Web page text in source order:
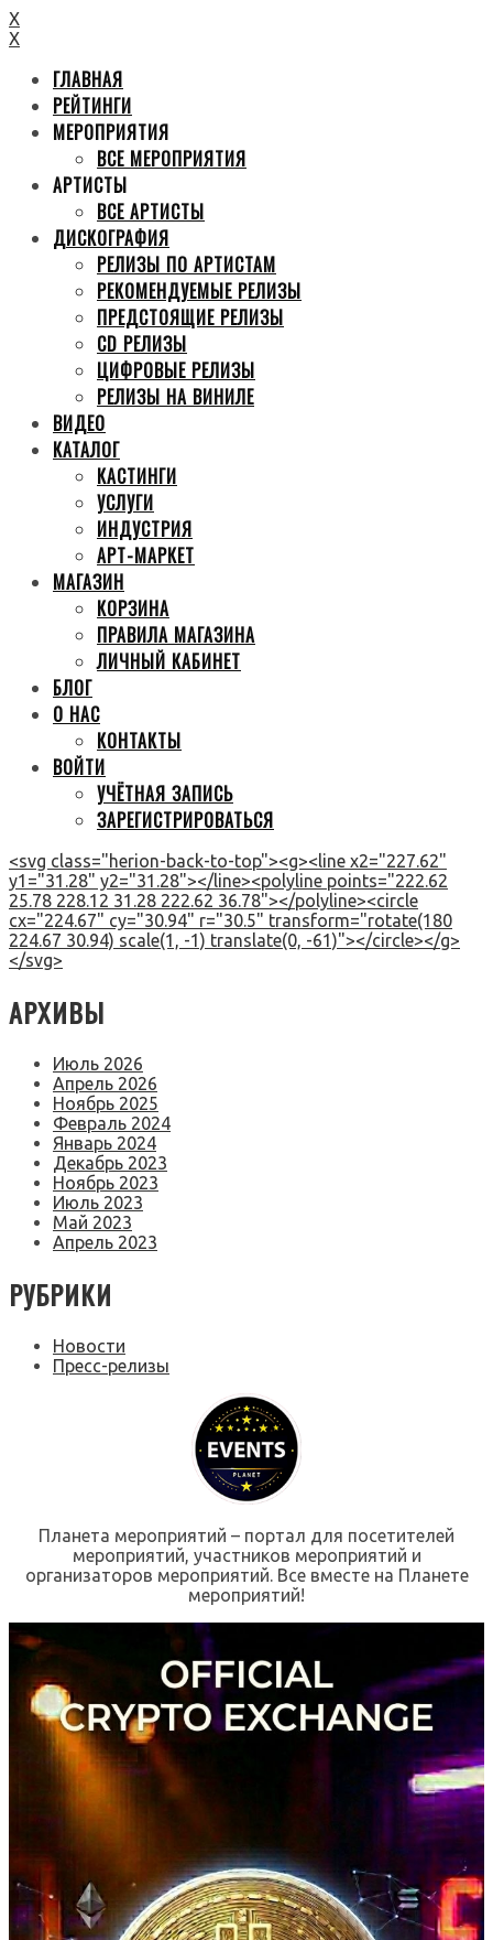
X
X
ГЛАВНАЯ
РЕЙТИНГИ
МЕРОПРИЯТИЯ
ВСЕ МЕРОПРИЯТИЯ
АРТИСТЫ
ВСЕ АРТИСТЫ
ДИСКОГРАФИЯ
РЕЛИЗЫ ПО АРТИСТАМ
РЕКОМЕНДУЕМЫЕ РЕЛИЗЫ
ПРЕДСТОЯЩИЕ РЕЛИЗЫ
CD РЕЛИЗЫ
ЦИФРОВЫЕ РЕЛИЗЫ
РЕЛИЗЫ НА ВИНИЛЕ
ВИДЕО
КАТАЛОГ
КАСТИНГИ
УСЛУГИ
ИНДУСТРИЯ
АРТ-МАРКЕТ
МАГАЗИН
КОРЗИНА
ПРАВИЛА МАГАЗИНА
ЛИЧНЫЙ КАБИНЕТ
БЛОГ
О НАС
КОНТАКТЫ
ВОЙТИ
УЧЁТНАЯ ЗАПИСЬ
ЗАРЕГИСТРИРОВАТЬСЯ
<svg class="herion-back-to-top"><g><line x2="227.62"
y1="31.28" y2="31.28"></line><polyline points="222.62
25.78 228.12 31.28 222.62 36.78"></polyline><circle
cx="224.67" cy="30.94" r="30.5" transform="rotate(180
224.67 30.94) scale(1, -1) translate(0, -61)"></circle></g>
</svg>
АРХИВЫ
Июль 2026
Апрель 2026
Ноябрь 2025
Февраль 2024
Январь 2024
Декабрь 2023
Ноябрь 2023
Июль 2023
Май 2023
Апрель 2023
РУБРИКИ
Новости
Пресс-релизы
Планета мероприятий – портал для посетителей
мероприятий, участников мероприятий и
организаторов мероприятий. Все вместе на Планете
мероприятий!